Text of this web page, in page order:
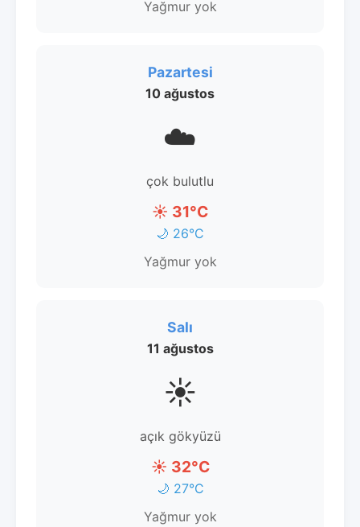
Yağmur yok
Pazartesi
10 ağustos
☁️
çok bulutlu
☀️ 31°C
🌙 26°C
Yağmur yok
Salı
11 ağustos
☀️
açık gökyüzü
☀️ 32°C
🌙 27°C
Yağmur yok